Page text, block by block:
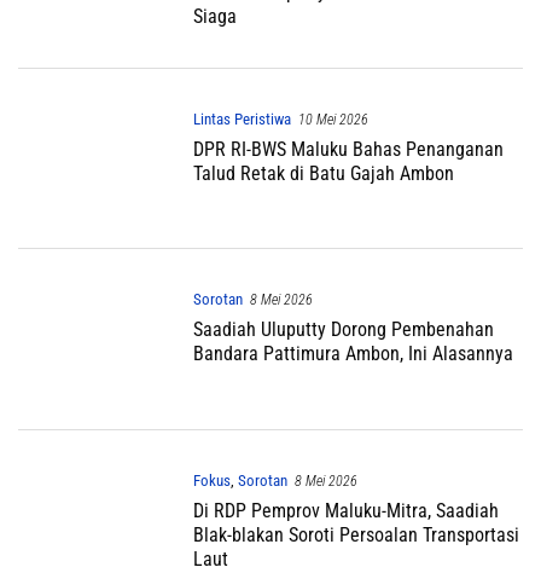
Siaga
Lintas Peristiwa 10 Mei 2026
DPR RI-BWS Maluku Bahas Penanganan
Talud Retak di Batu Gajah Ambon
Sorotan 8 Mei 2026
Saadiah Uluputty Dorong Pembenahan
Bandara Pattimura Ambon, Ini Alasannya
Fokus, Sorotan 8 Mei 2026
Di RDP Pemprov Maluku-Mitra, Saadiah
Blak-blakan Soroti Persoalan Transportasi
Laut